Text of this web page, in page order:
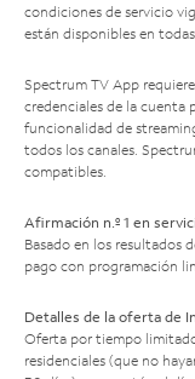
condiciones de servicio
están disponibles en
Spectrum TV App
credenciales de la cuenta
funcionalidad de
todos los canales.
compatibles.
Afirmación n.º 1 en
Basado en los resultados
pago con programación
Detalles de la oferta de
Oferta por tiempo
residenciales (que no